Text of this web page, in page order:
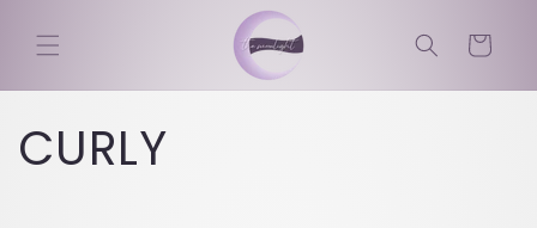
conteúdo
Carrinho
C
CURLY